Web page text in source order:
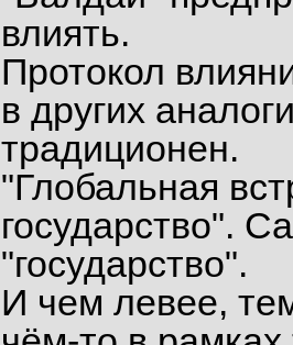
влиять.
Протокол
в других
традиционен.
"Глобальная
государство".
"государство".
И чем левее,